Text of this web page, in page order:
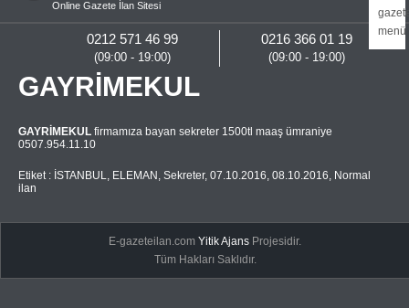
Online Gazete İlan Sitesi
0216 366 01 19
(09:00 - 19:00)
0212 571 46 99
(09:00 - 19:00)
GAYRİMEKUL
GAYRİMEKUL firmamıza bayan sekreter 1500tl maaş ümraniye
0507.954.11.10
Etiket : İSTANBUL, ELEMAN , Sekreter, 07.10.2016, 08.10.2016, Normal
ilan
E-gazeteilan.comYitik Ajans Projesidir.
Tüm Hakları Saklıdır.